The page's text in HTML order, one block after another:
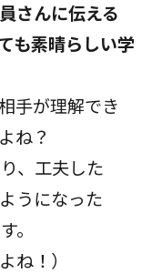
→
に
介します。
さんに伝える
も素晴らしい学
手が理解でき
ね？
、工夫した
うになった
。
ね！）